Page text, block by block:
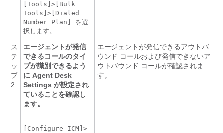
[Tools]>[Bulk
Tools]>[Dialed
Number Plan] を選
択します。
ス
テ
ッ
プ
2
エージェントが発信
できるコールのタイ
プが識別できるよう
に Agent Desk
Settings が設定され
ていることを確認し
ます。
[Configure ICM]>
エージェントが発信できるアウトバ
ウンド コールおよび発信できないア
ウトバウンド コールが確認されま
す。